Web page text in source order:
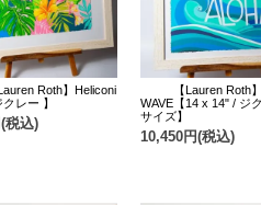
Lauren Roth】Heliconi
レー 】
税込)
【Lauren Roth
WAVE【14 x 14" / ジ
サイズ】
10,450円(税込)